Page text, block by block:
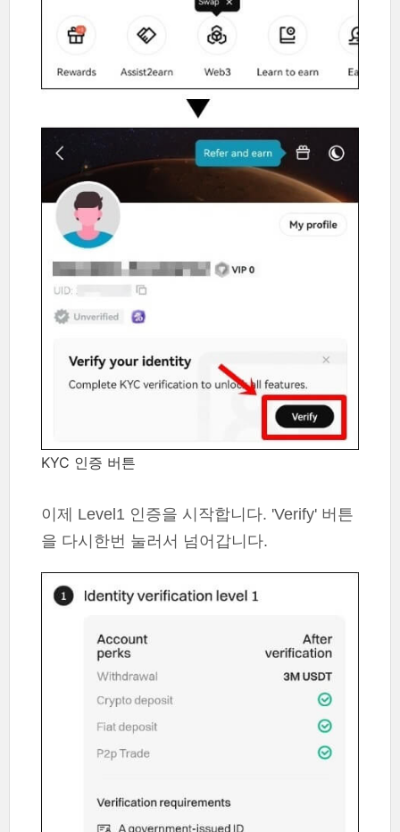
KYC 인증 버튼
이제 Level1 인증을 시작합니다. 'Verify' 버튼
을 다시한번 눌러서 넘어갑니다.